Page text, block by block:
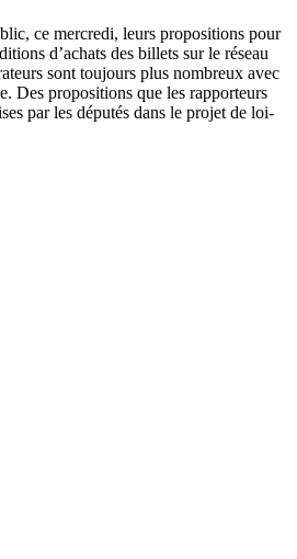
ce mercredi, leurs propositions pour
d’achats des billets sur le réseau
sont toujours plus nombreux avec
Des propositions que les rapporteurs
par les députés dans le projet de loi-